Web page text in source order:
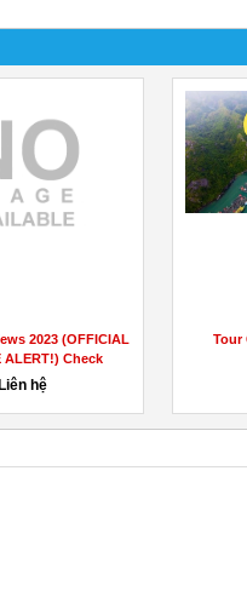
Alert! Are You Doing Transform
Keto Acv Gummies Mistakes?